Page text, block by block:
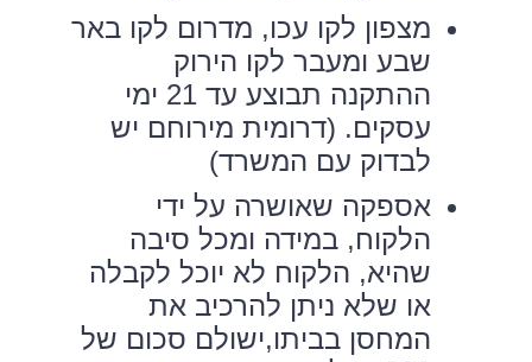
מצפון לקו עכו, מדרום לקו באר
שבע ומעבר לקו הירוק
ההתקנה תבוצע עד 21 ימי
עסקים. (דרומית מירוחם יש
לבדוק עם המשרד)
אספקה שאושרה על ידי
הלקוח, במידה ומכל סיבה
שהיא, הלקוח לא יוכל לקבלה
או שלא ניתן להרכיב את
המחסן בביתו,ישולם סכום של